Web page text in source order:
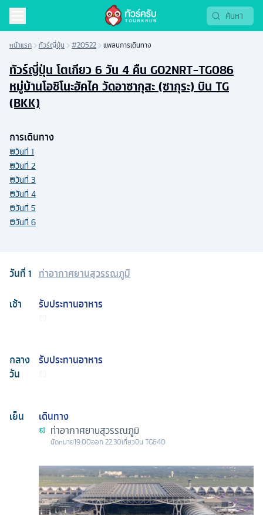
หน้าแรก ทัวร์ญี่ปุ่น #20522 แพลนการเดินทาง
ทัวร์ญี่ปุ่น โตเกียว 6 วัน 4 คืน GO2NRT-TG086
หมู่บ้านโอชิโนะฮัคไค วัดอาซากุสะ (ซากุระ) บิน TG
(BKK)
วันที่1 ท่าอากาศยานสุวรรณภูมิ
เช้า
รับประทานอาหาร
กลาง
วัน
รับประทานอาหาร
เย็น
เดินทาง
ท่าอากาศยานสุวรรณภูมิ
นัดหมาย19.00ออก22.30เที่ยวบิน TG640
การเดินทาง
วันที่ 1
วันที่ 2
วันที่ 3
วันที่ 4
วันที่ 5
วันที่ 6